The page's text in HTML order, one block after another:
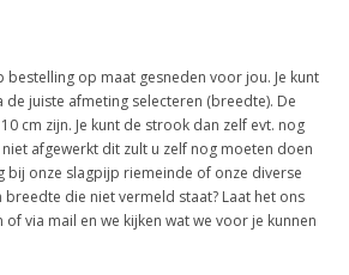
op maat gesneden voor jou. Je kunt
juiste afmeting selecteren (breedte). De
cm zijn. Je kunt de strook dan zelf evt. nog
afgewerkt dit zult u zelf nog moeten doen
bij onze slagpijp riemeinde of onze diverse
breedte die niet vermeld staat? Laat het ons
via mail en we kijken wat we voor je kunnen